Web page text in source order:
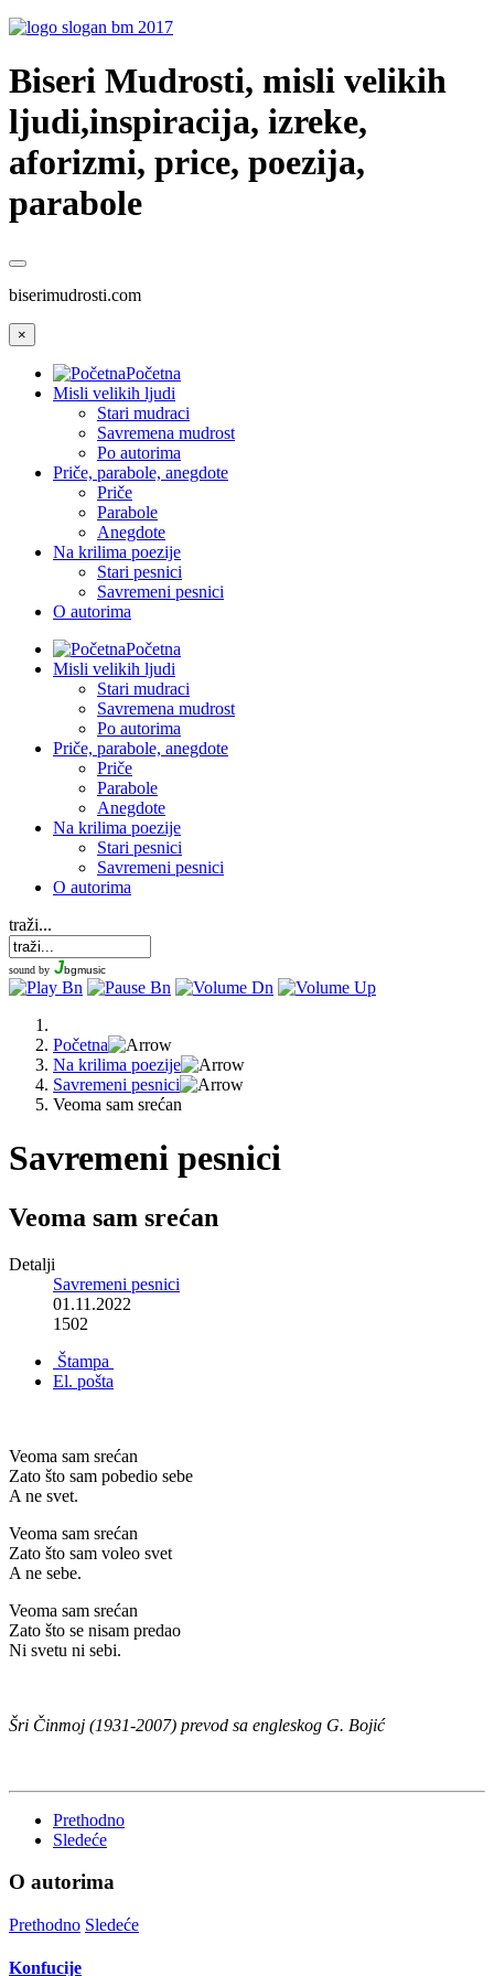
Biseri Mudrosti, misli velikih
ljudi,inspiracija, izreke,
aforizmi, price, poezija,
parabole
biserimudrosti.com
×
Početna
Misli velikih ljudi
Stari mudraci
Savremena mudrost
Po autorima
Priče, parabole, anegdote
Priče
Parabole
Anegdote
Na krilima poezije
Stari pesnici
Savremeni pesnici
O autorima
Početna
Misli velikih ljudi
Stari mudraci
Savremena mudrost
Po autorima
Priče, parabole, anegdote
Priče
Parabole
Anegdote
Na krilima poezije
Stari pesnici
Savremeni pesnici
O autorima
traži...
sound by Jbgmusic
Početna
Na krilima poezije
Savremeni pesnici
Veoma sam srećan
Savremeni pesnici
Veoma sam srećan
Detalji
Savremeni pesnici
01.11.2022
1502
Štampa
El. pošta
Veoma sam srećan
Zato što sam pobedio sebe
A ne svet.
Veoma sam srećan
Zato što sam voleo svet
A ne sebe.
Veoma sam srećan
Zato što se nisam predao
Ni svetu ni sebi.
Šri Činmoj (1931-2007) prevod sa engleskog G. Bojić
Prethodno
Sledeće
O autorima
Prethodno Sledeće
Konfucije